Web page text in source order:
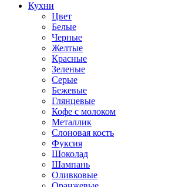
Кухни
Цвет
Белые
Черные
Желтые
Красные
Зеленые
Серые
Бежевые
Глянцевые
Кофе с молоком
Металлик
Слоновая кость
Фуксия
Шоколад
Шампань
Оливковые